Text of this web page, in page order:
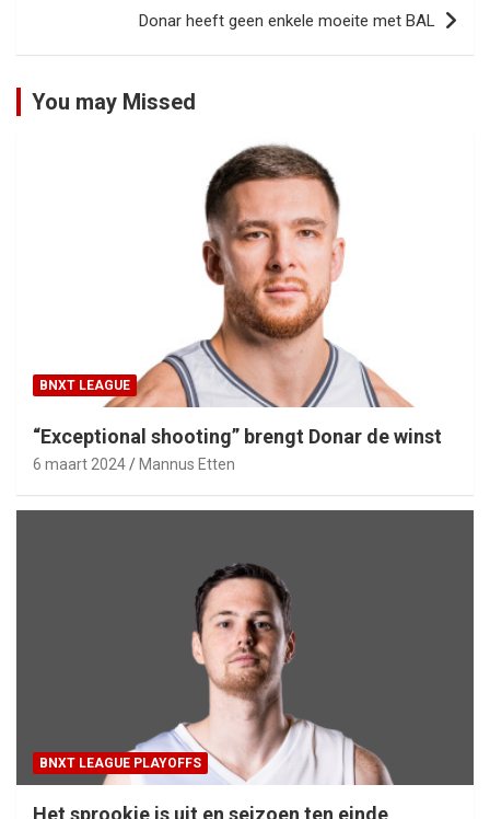
Donar heeft geen enkele moeite met BAL
You may Missed
BNXT LEAGUE
“Exceptional shooting” brengt Donar de winst
6 maart 2024 Mannus Etten
BNXT LEAGUE PLAYOFFS
Het sprookje is uit en seizoen ten einde